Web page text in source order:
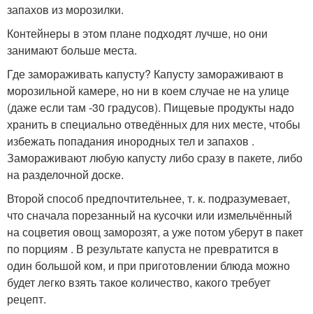
запахов из морозилки.
Контейнеры в этом плане подходят лучше, но они
занимают больше места.
Где замораживать капусту? Капусту замораживают в
морозильной камере, но ни в коем случае не на улице
(даже если там -30 градусов). Пищевые продукты надо
хранить в специально отведённых для них месте, чтобы
избежать попадания инородных тел и запахов .
Замораживают любую капусту либо сразу в пакете, либо
на разделочной доске.
Второй способ предпочтительнее, т. к. подразумевает,
что сначала порезанный на кусочки или измельчённый
на соцветия овощ заморозят, а уже потом уберут в пакет
по порциям . В результате капуста не превратится в
один большой ком, и при приготовлении блюда можно
будет легко взять такое количество, какого требует
рецепт.